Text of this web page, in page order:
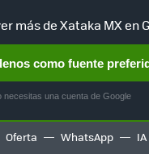
HOME AUTO
Oferta WhatsApp IA
más de Xataka MX en
como fuente
necesitas una cuenta de Google